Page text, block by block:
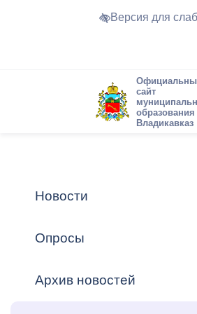
Версия для
сайт
образования
Владикавказ
Новости
Опросы
Архив новостей